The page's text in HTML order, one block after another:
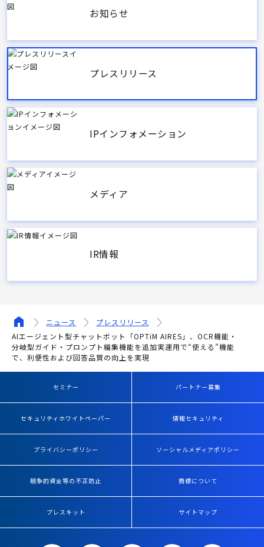
お知らせ
プレスリリース
IPインフォメーション
メディア
IR情報
ニュース
プレスリリース
AIエージェント型チャットボット「OPTiM AIRES」、OCR機能・
分岐型ガイド・プロンプト編集機能を追加実運用で“使える”機能
で、利便性および回答品質の向上を実現
セミナー パートナー募集
セキュリティホワイトペーパー 情報セキュリティ
プライバシーポリシー ソーシャルメディアポリシー
競争的資金等の不正防止 商標について
プレスキット サイトマップ